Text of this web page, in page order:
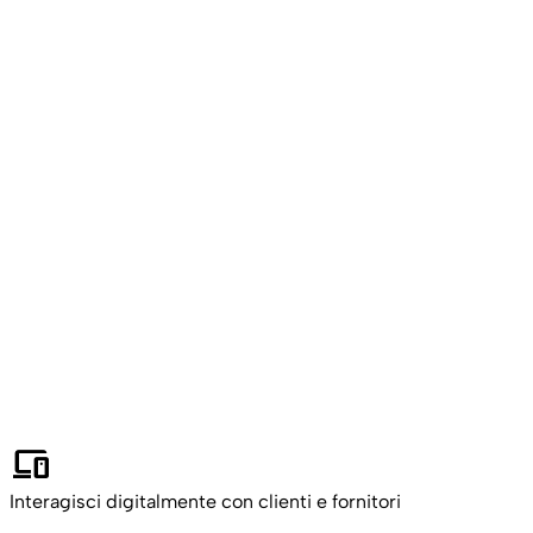
devices
Interagisci digitalmente con clienti e fornitori